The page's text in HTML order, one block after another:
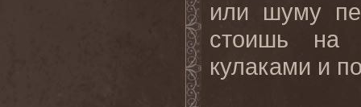
или шуму
стоишь на
кулаками и